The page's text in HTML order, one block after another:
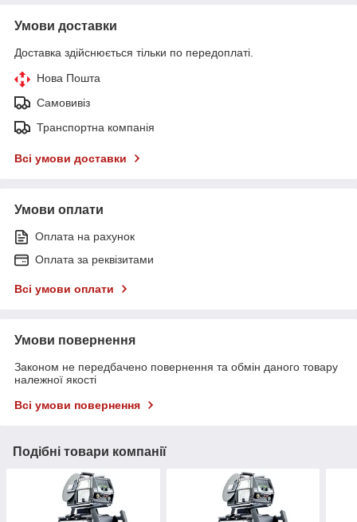
Умови доставки
Доставка здійснюється тільки по передоплаті.
Нова Пошта
Самовивіз
Транспортна компанія
Всі умови доставки
Умови оплати
Оплата на рахунок
Оплата за реквізитами
Всі умови оплати
Умови повернення
Законом не передбачено повернення та обмін даного товару
належної якості
Всі умови повернення
Подібні товари компанії